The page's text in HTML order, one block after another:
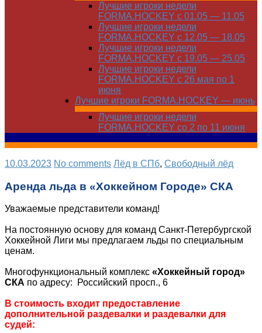
Лучшие игроки недели
FORMA.HOCKEY с 01.05 — 11.05
Лучшие игроки недели
FORMA.HOCKEY с 12.05 — 18.05
Лучшие игроки недели
FORMA.HOCKEY с 19.05 — 25.05
Лучшие игроки недели
FORMA.HOCKEY с 26 мая по 1
июня
Лучшие игроки FORMA.HOCKEY — июнь
Лучшие игроки недели
FORMA.HOCKEY со 2 по 11 июня
10.03.2023 No comments Лёд в СПб, Свободный лёд
Аренда льда в «Хоккейном Городе» СКА
Уважаемые представители команд!
На постоянную основу для команд Санкт-Петербургской
Хоккейной Лиги мы предлагаем льды по специальным
ценам.
Многофункциональный комплекс «Хоккейный город»
СКА по адресу: Российский просп., 6
В стоимость входит предоставление
дополнительной раздевалки и раздевалки для
судей: